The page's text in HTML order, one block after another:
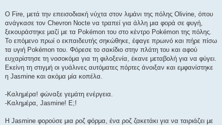
Ο Fire, μετά την επεισοδιακή νύχτα στον λιμάνι της πόλης Olivine, όπου
ανάγκασε τον Chevron Nocte να τραπεί για άλλη μια φορά σε φυγή,
ξεκουράστηκε μαζί με τα Pokémon του στο κέντρο Pokémon της πόλης.
Το επόμενο πρωί ο εκπαιδευτής σηκώθηκε, έφαγε πρωινό και πήρε πίσω
τα υγιή Pokémon του. Φόρεσε το σακίδιο στην πλάτη του και αφού
ευχαρίστησε τη νοσοκόμα για τη φιλοξενία, έκανε μεταβολή για να φύγει.
Εκείνη τη στιγμή οι γυάλινες αυτόματες πόρτες άνοιξαν και εμφανίστηκε
η Jasmine και ακόμα μία κοπέλα.
-Καλημέρα! φώναξε γεμάτη ενέργεια.
-Καλημέρα, Jasmine! Ε;!
Η Jasmine φορούσε μια ροζ φόρμα, ένα ροζ ζακετάκι για να ταιριάζει με